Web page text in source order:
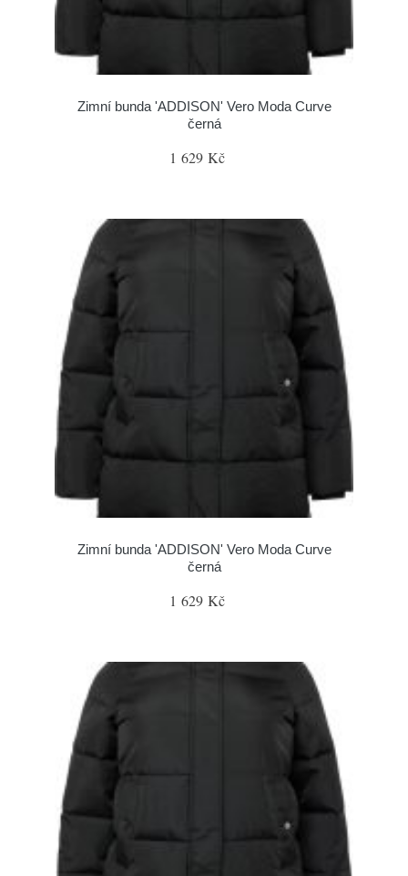
Zimní bunda 'ADDISON' Vero Moda Curve
černá
1 629 Kč
Zimní bunda 'ADDISON' Vero Moda Curve
černá
1 629 Kč